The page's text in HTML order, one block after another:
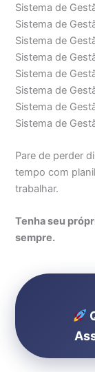
Sistema de
Sistema de
Sistema de
Sistema de
Sistema de
Sistema de
Sistema de
Sistema de
Pare de perder
tempo com
trabalhar.
Tenha seu
sempre.